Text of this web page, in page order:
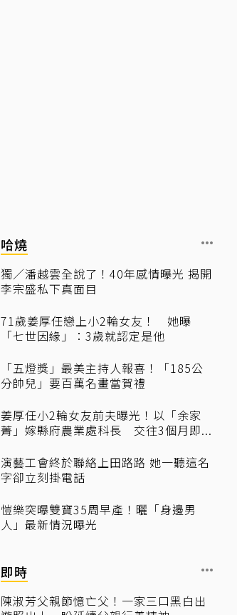
哈燒
獨／潘越雲全說了！40年感情曝光 揭開
李宗盛私下真面目
71歲姜厚任戀上小2輪女友！ 她曝
「七世因緣」：3歲就認定是他
「五燈獎」最美主持人報喜！「185公
分帥兒」要百萬名畫當賀禮
姜厚任小2輪女友前夫曝光！以「余家
菁」嫁縣府農業處科長 交往3個月即...
演藝工會終於聯絡上田路路 她一聽這名
字卻立刻掛電話
愷樂突曝雙寶35周早產！曬「身邊男
人」最新情況曝光
即時
陳淑芳父親節憶亡父！一家三口黑白出